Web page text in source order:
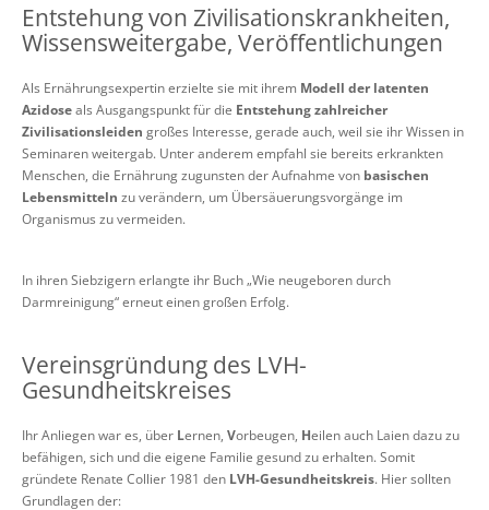
Entstehung von Zivilisationskrankheiten,
Wissensweitergabe, Veröffentlichungen
Als Ernährungsexpertin erzielte sie mit ihrem Modell der latenten
Azidoseals Ausgangspunkt für die Entstehung zahlreicher
Zivilisationsleiden großes Interesse, gerade auch, weil sie ihr Wissen in
Seminaren weitergab. Unter anderem empfahl sie bereits erkrankten
Menschen, die Ernährung zugunsten der Aufnahme von basischen
Lebensmitteln zu verändern, um Übersäuerungsvorgänge im
Organismus zu vermeiden.
In ihren Siebzigern erlangte ihr Buch „Wie neugeboren durch
Darmreinigung“ erneut einen großen Erfolg.
Vereinsgründung des LVH-
Gesundheitskreises
Ihr Anliegen war es, über Lernen, Vorbeugen, Heilen auch Laien dazu zu
befähigen, sich und die eigene Familie gesund zu erhalten. Somit
gründete Renate Collier 1981 den LVH-Gesundheitskreis. Hier sollten
Grundlagen der: